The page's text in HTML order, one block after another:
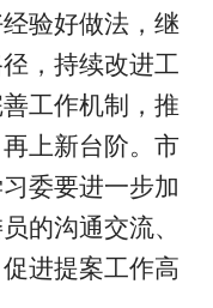
验好做法，继
，持续改进工
工作机制，推
上新台阶。市
委要进一步加
的沟通交流、
进提案工作高